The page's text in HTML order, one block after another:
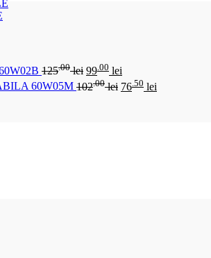
125.00 lei 99.00 lei
60W05M 102.00 lei 76 .50 lei